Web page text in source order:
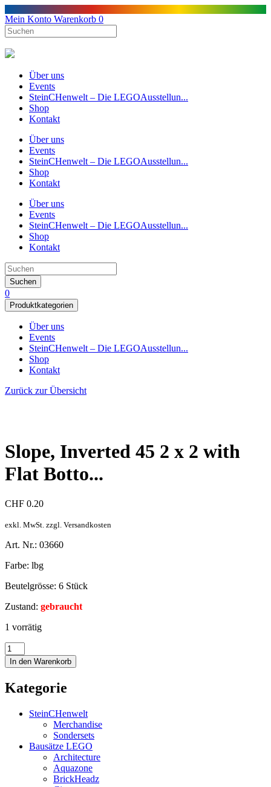
Mein Konto Warenkorb 0
Über uns
Events
SteinCHenwelt – Die LEGOAusstellun...
Shop
Kontakt
Über uns
Events
SteinCHenwelt – Die LEGOAusstellun...
Shop
Kontakt
Über uns
Events
SteinCHenwelt – Die LEGOAusstellun...
Shop
Kontakt
Suchen
0
Produktkategorien
Über uns
Events
SteinCHenwelt – Die LEGOAusstellun...
Shop
Kontakt
Zurück zur Übersicht
Slope, Inverted 45 2 x 2 with
Flat Botto...
CHF 0.20
exkl. MwSt. zzgl. Versandkosten
Art. Nr.: 03660
Farbe: lbg
Beutelgrösse: 6 Stück
Zustand: gebraucht
1 vorrätig
In den Warenkorb
Kategorie
SteinCHenwelt
Merchandise
Sondersets
Bausätze LEGO
Architecture
Aquazone
BrickHeadz